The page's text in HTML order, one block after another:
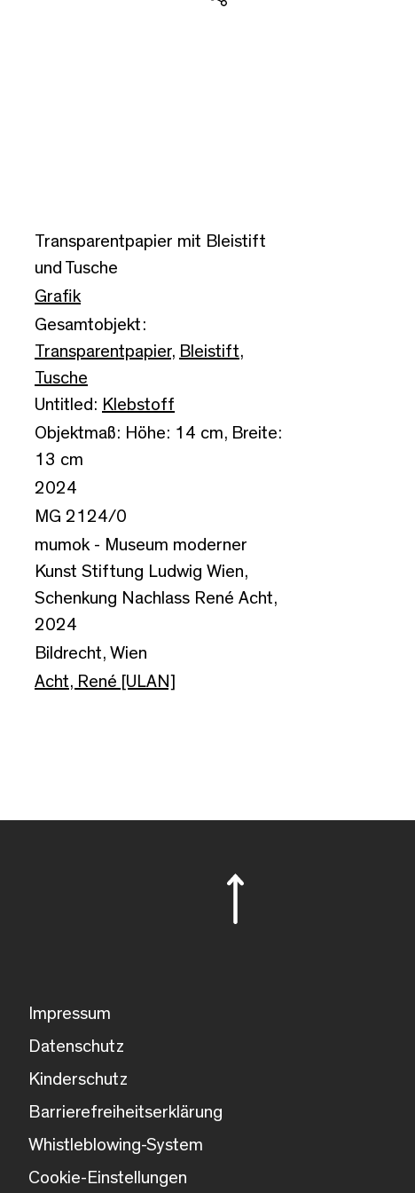
Transparentpapier mit Bleistift
und Tusche
Grafik
Gesamtobjekt:
Transparentpapier, Bleistift,
Tusche
Untitled: Klebstoff
Objektmaß: Höhe: 14 cm, Breite:
13 cm
2024
MG 2124/0
mumok - Museum moderner
Kunst Stiftung Ludwig Wien,
Schenkung Nachlass René Acht,
2024
Bildrecht, Wien
Acht, René [ULAN]
Impressum
Datenschutz
Kinderschutz
Barrierefreiheitserklärung
Whistleblowing-System
Cookie-Einstellungen